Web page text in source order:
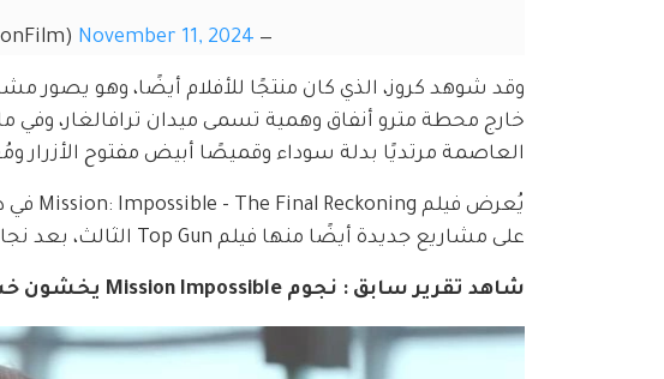
— Mission: Impossible (@MissionFilm)
November 11, 2024
وقد شوهد كروز، الذي كان منتجًا للأفلام أيضًا، وهو يصور
العاصمة مرتديًا بدلة سوداء وقميصًا أبيض مفتوح الأزرار
على مشاريع جديدة أيضًا منها فيلم Top Gun الثالث، بعد نجاح Top Gun: Maverick الذي صدر عام 2022.
شاهد تقرير سابق : نجوم Mission Impossible يخشون خسارة توم كروز